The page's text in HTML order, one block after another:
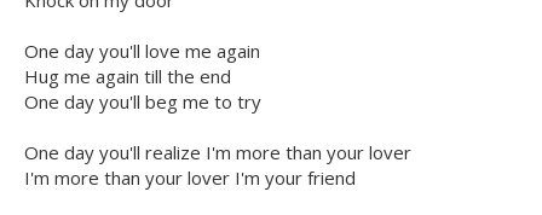
One day you'll love me again
Hug me again till the end
One day you'll beg me to try
One day you'll realize I'm more than your lover
I'm more than your lover I'm your friend